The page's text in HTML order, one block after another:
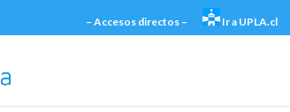
– Accesos directos – Ir a UPLA.cl